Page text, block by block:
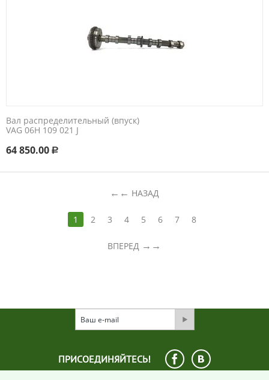
Вал распределительный (впуск)
VAG 06H 109 021 J
64 850.00 Р
← НАЗАД
1 2 3 4 5 6 7 8
ВПЕРЕД →
ПРИСОЕДИНЯЙТЕСЬ!